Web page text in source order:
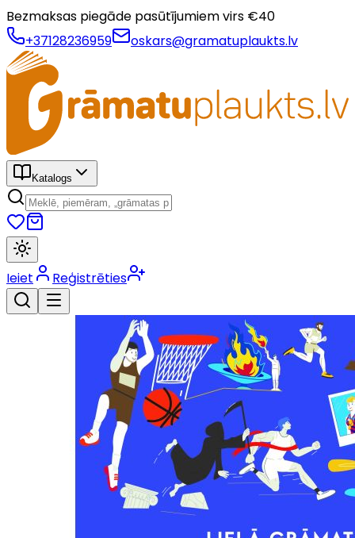
Bezmaksas piegāde pasūtījumiem virs €40
+37128236959
oskars@gramatuplaukts.lv
Katalogs
Ieiet Reģistrēties